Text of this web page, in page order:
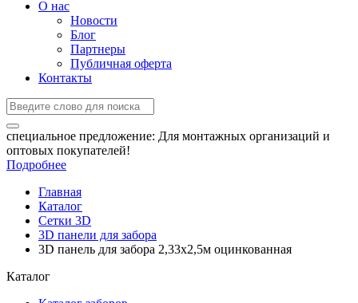
О нас
Новости
Блог
Партнеры
Публичная оферта
Контакты
специальное предложение: Для монтажных организаций и
оптовых покупателей!
Подробнее
Главная
Каталог
Сетки 3D
3D панели для забора
3D панель для забора 2,33x2,5м оцинкованная
Каталог